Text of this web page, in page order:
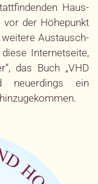
Haus-
vor der Höhepunkt
Austausch-
Internetseite,
“, das Buch „VHD
neuerdings ein